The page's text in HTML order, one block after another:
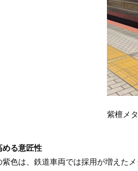
紫檀メ
る意匠性
紫色は、鉄道車両では採用が増えた